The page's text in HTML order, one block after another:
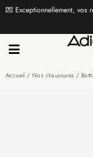
💌 Exceptionnellement, vos
Accueil /Nos chaussures /